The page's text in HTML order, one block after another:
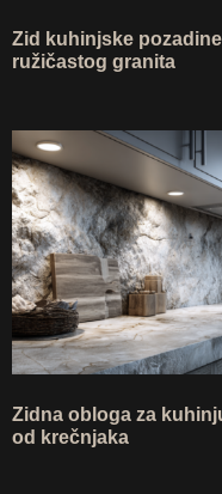
Zid kuhinjske
ružičastog granita
Zidna obloga za
od krečnjaka